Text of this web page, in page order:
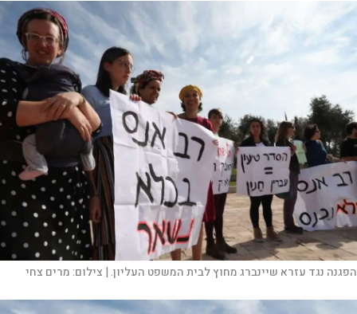
הפגנה נגד עזרא שיינברג מחוץ לבית המשפט העליון. | צילום:מרים צחי